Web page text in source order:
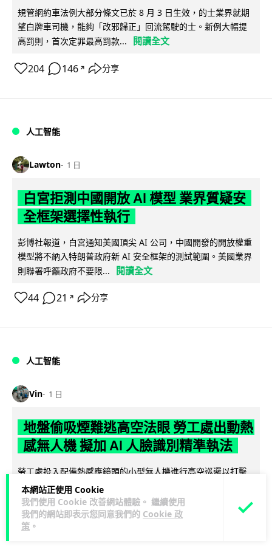
本網站正使用 Cookie
我們使用 Cookie 改善網站體驗。 繼續使用
我們的網站即表示您同意我們的 Cookie 政
策 。
規管網約車法例大部分條文已於 8 月 3 日生效，的士業界就期
望白牌車司機，能夠「改邪歸正」回流駕駛的士。新例大幅提
高罰則，首次定罪最高罰款...
閱讀全文
204 146 ↗ 分享
人工智能
Lawton 1 日
白宮拒測中國開放 AI 模型 業界質疑安
全框架選擇性執行
彭博社報道，白宮通知美國頂尖 AI 公司，中國開發的開放權重
模型將不納入特朗普政府新 AI 安全框架的測試範圍。美國業界
則聯署呼籲政府不要限...
閱讀全文
44 21 ↗ 分享
人工智能
Vin 1 日
地盤偷吸煙難逃高空法眼 勞工處出動熱
感無人機 擬加 AI 人臉識別精準執法
勞工處投入配備熱感應鏡頭的小型無人機進行高空巡邏以打擊
地盤違例吸煙，並正研究於未來一年內引入 AI 人臉識別與行為
分析功能，結合三大技術進一...
閱讀全文
246